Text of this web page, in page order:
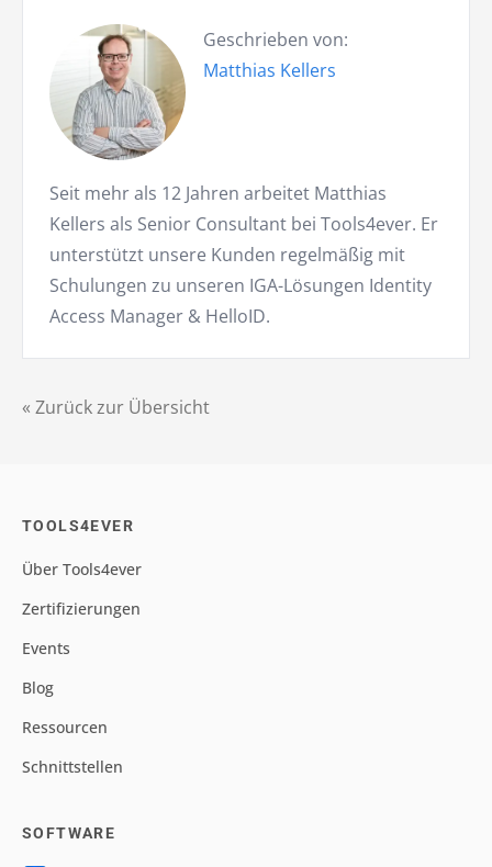
« Zurück zur Übersicht
Geschrieben von:
Matthias Kellers
Seit mehr als 12 Jahren arbeitet Matthias
Kellers als Senior Consultant bei Tools4ever. Er
unterstützt unsere Kunden regelmäßig mit
Schulungen zu unseren IGA-Lösungen Identity
Access Manager & HelloID.
TOOLS4EVER
Über Tools4ever
Zertifizierungen
Events
Blog
Ressourcen
Schnittstellen
SOFTWARE